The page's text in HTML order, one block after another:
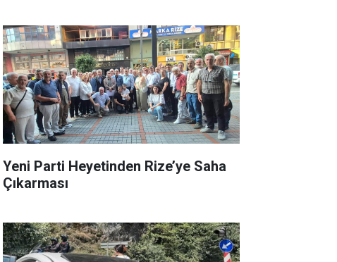
Yeni Parti Heyetinden Rize’ye Saha
Çıkarması